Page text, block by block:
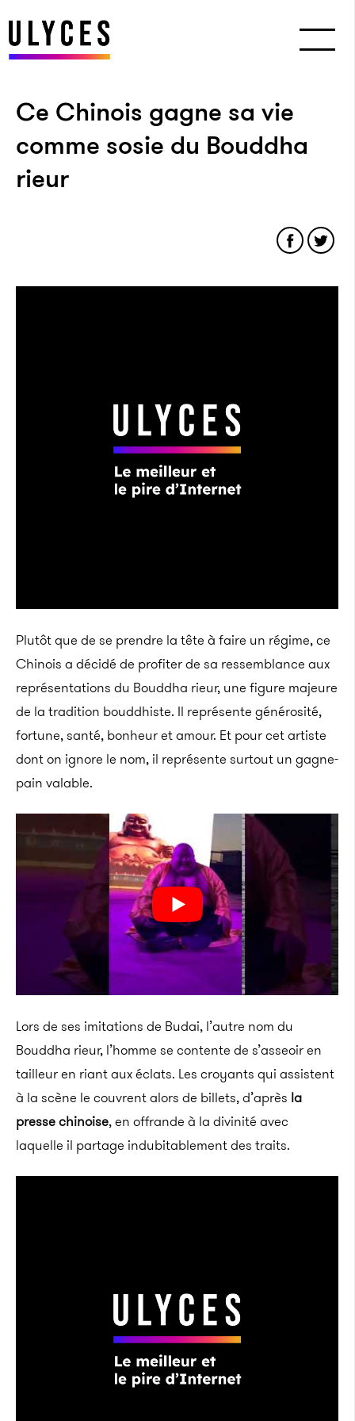
Ce Chinois gagne sa vie
comme sosie du Bouddha
rieur
Plutôt que de se prendre la tête à faire un régime, ce
Chinois a décidé de profiter de sa ressemblance aux
représentations du Bouddha rieur, une figure majeure
de la tradition bouddhiste. Il représente générosité,
fortune, santé, bonheur et amour. Et pour cet artiste
dont on ignore le nom, il représente surtout un gagne-
pain valable.
Lors de ses imitations de Budai, l’autre nom du
Bouddha rieur, l’homme se contente de s’asseoir en
tailleur en riant aux éclats. Les croyants qui assistent
à la scène le couvrent alors de billets, d’après la
presse chinoise, en offrande à la divinité avec
laquelle il partage indubitablement des traits.